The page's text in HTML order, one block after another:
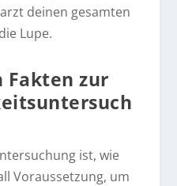
deinen gesamten
Lupe.
Fakten zur
ist, wie
Voraussetzung, um